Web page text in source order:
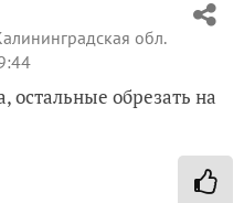
обл.
остальные обрезать на